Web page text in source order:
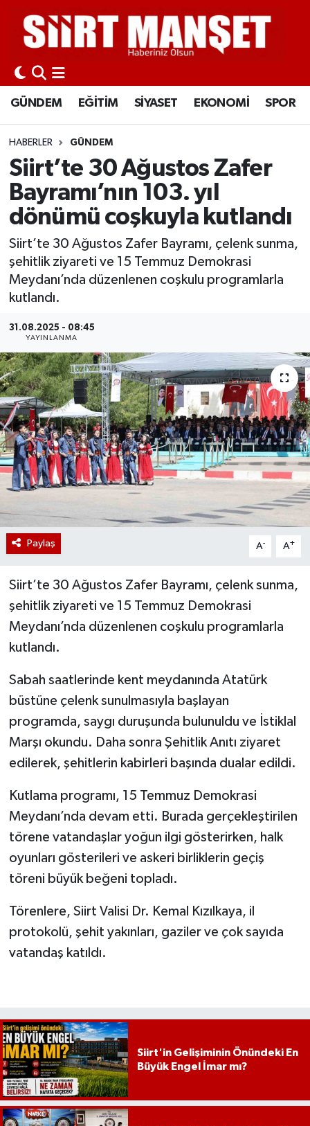
GÜNDEM EĞİTİM SİYASET EKONOMİ SPOR
HABERLER GÜNDEM
Siirt’te 30 Ağustos Zafer
Bayramı’nın 103. yıl
dönümü coşkuyla kutlandı
Siirt’te 30 Ağustos Zafer Bayramı, çelenk sunma,
şehitlik ziyareti ve 15 Temmuz Demokrasi
Meydanı’nda düzenlenen coşkulu programlarla
kutlandı.
31.08.2025 - 08:45
YAYINLANMA
Paylaş A- A+
Siirt’te 30 Ağustos Zafer Bayramı, çelenk sunma,
şehitlik ziyareti ve 15 Temmuz Demokrasi
Meydanı’nda düzenlenen coşkulu programlarla
kutlandı.
Sabah saatlerinde kent meydanında Atatürk
büstüne çelenk sunulmasıyla başlayan
programda, saygı duruşunda bulunuldu ve İstiklal
Marşı okundu. Daha sonra Şehitlik Anıtı ziyaret
edilerek, şehitlerin kabirleri başında dualar edildi.
Kutlama programı, 15 Temmuz Demokrasi
Meydanı’nda devam etti. Burada gerçekleştirilen
törene vatandaşlar yoğun ilgi gösterirken, halk
oyunları gösterileri ve askeri birliklerin geçiş
töreni büyük beğeni topladı.
Törenlere, Siirt Valisi Dr. Kemal Kızılkaya, il
protokolü, şehit yakınları, gaziler ve çok sayıda
vatandaş katıldı.
Siirt'in Gelişiminin Önündeki En
Büyük Engel İmar mı?
GÜNDEM
EĞİTİM
SİYASET
EKONOMİ
SPOR
KÜLTÜR-SANAT
SAĞLIK-YAŞAM
Siirt Nöbetçi Eczaneler
Siirt Hava Durumu
Siirt Namaz Vakitleri
Siirt Trafik Yoğunluk Haritası
Süper Lig Puan Durumu ve Fikstür
Son Dakika Haberleri
Haber Arşivi